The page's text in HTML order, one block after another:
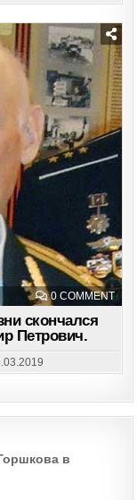
0 COMMENTON
25
НА
М
скончался
Петрович.
в